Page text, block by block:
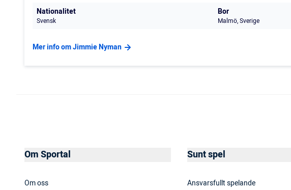
Nationalitet
Svensk
Bor
Malmö, Sverige
Mer info om Jimmie Nyman
Om Sportal
Om oss
Sunt spel
Ansvarsfullt spelande